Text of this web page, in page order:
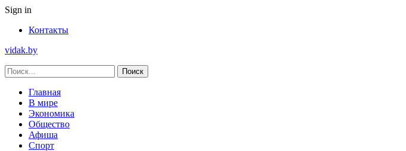
Sign in
Контакты
vidak.by
Главная
В мире
Экономика
Общество
Афиша
Спорт